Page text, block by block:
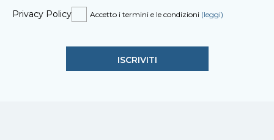
Privacy Policy Accetto i termini e le condizioni (leggi)